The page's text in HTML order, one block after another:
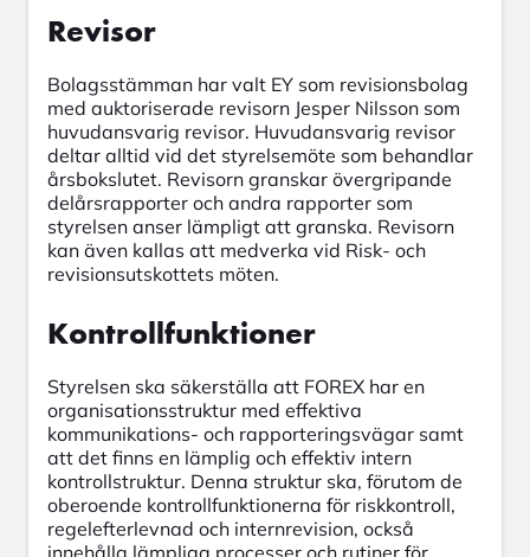
Revisor
Bolagsstämman har valt EY som revisionsbolag
med auktoriserade revisorn Jesper Nilsson som
huvudansvarig revisor. Huvudansvarig revisor
deltar alltid vid det styrelsemöte som behandlar
årsbokslutet. Revisorn granskar övergripande
delårsrapporter och andra rapporter som
styrelsen anser lämpligt att granska. Revisorn
kan även kallas att medverka vid Risk- och
revisionsutskottets möten.
Kontrollfunktioner
Styrelsen ska säkerställa att FOREX har en
organisationsstruktur med effektiva
kommunikations- och rapporteringsvägar samt
att det finns en lämplig och effektiv intern
kontrollstruktur. Denna struktur ska, förutom de
oberoende kontrollfunktionerna för riskkontroll,
regelefterlevnad och internrevision, också
innehålla lämpliga processer och rutiner för